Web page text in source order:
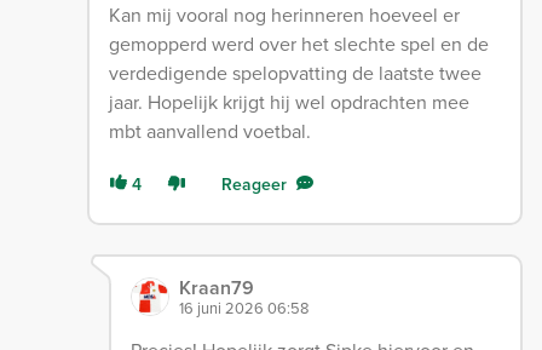
Kan mij vooral nog herinneren hoeveel er
gemopperd werd over het slechte spel en de
verdedigende spelopvatting de laatste twee
jaar. Hopelijk krijgt hij wel opdrachten mee
mbt aanvallend voetbal.
4 Reageer
Kraan79
16 juni 2026 06:58